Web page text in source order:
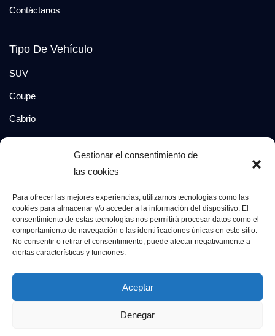
Gestionar el consentimiento de
las cookies
Para ofrecer las mejores experiencias, utilizamos tecnologías como las
cookies para almacenar y/o acceder a la información del dispositivo. El
consentimiento de estas tecnologías nos permitirá procesar datos como el
comportamiento de navegación o las identificaciones únicas en este sitio.
No consentir o retirar el consentimiento, puede afectar negativamente a
ciertas características y funciones.
Aceptar
Denegar
Contáctanos
Tipo De Vehículo
SUV
Coupe
Cabrio
Síguenos en:
© 2026 Grupo Luxury Cars. Todos los derechos
Política de Privacidad